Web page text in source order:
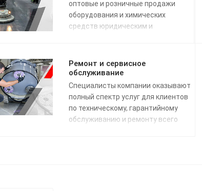
оптовые и розничные продажи
оборудования и химических
средств юридическим и
Ремонт и сервисное
обслуживание
Специалисты компании оказывают
полный спектр услуг для клиентов
по техническому, гарантийному
обслуживанию и ремонту всего